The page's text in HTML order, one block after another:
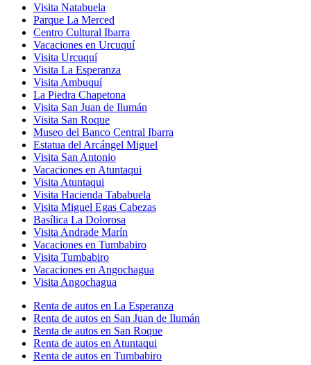
Visita Natabuela
Parque La Merced
Centro Cultural Ibarra
Vacaciones en Urcuquí
Visita Urcuquí
Visita La Esperanza
Visita Ambuquí
La Piedra Chapetona
Visita San Juan de Ilumán
Visita San Roque
Museo del Banco Central Ibarra
Estatua del Arcángel Miguel
Visita San Antonio
Vacaciones en Atuntaqui
Visita Atuntaqui
Visita Hacienda Tababuela
Visita Miguel Egas Cabezas
Basílica La Dolorosa
Visita Andrade Marín
Vacaciones en Tumbabiro
Visita Tumbabiro
Vacaciones en Angochagua
Visita Angochagua
Renta de autos en La Esperanza
Renta de autos en San Juan de Ilumán
Renta de autos en San Roque
Renta de autos en Atuntaqui
Renta de autos en Tumbabiro